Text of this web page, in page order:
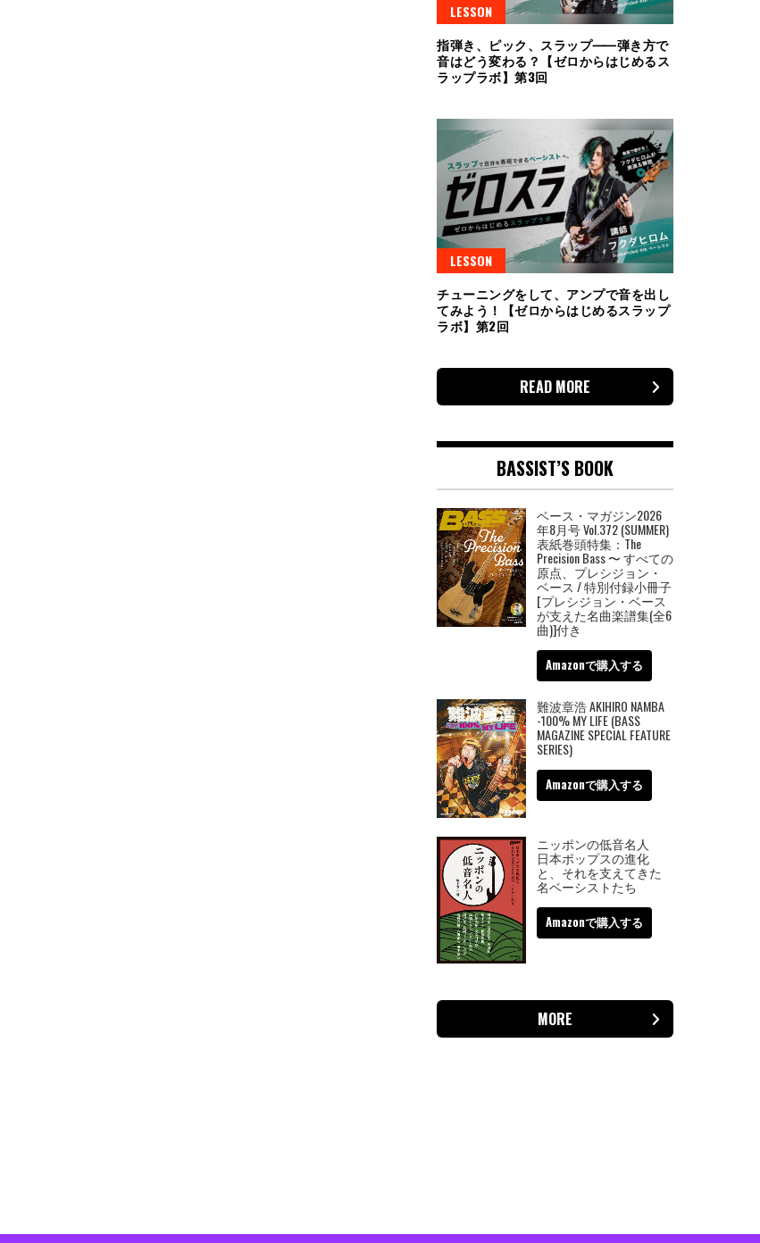
LESSON
指弾き、ピック、スラップ⸺弾き方で
音はどう変わる？【ゼロからはじめるス
ラップラボ】第3回
LESSON
チューニングをして、アンプで音を出し
てみよう！【ゼロからはじめるスラップ
ラボ】第2回
READ MORE
BASSIST’S BOOK
ベース・マガジン2026
年8月号 Vol.372 (SUMMER)
表紙巻頭特集：The
Precision Bass 〜 すべての
原点、プレシジョン・
ベース / 特別付録小冊子
[プレシジョン・ベース
が支えた名曲楽譜集(全6
曲)]付き
Amazonで購入する
難波章浩 AKIHIRO NAMBA
-100% MY LIFE (BASS
MAGAZINE SPECIAL FEATURE
SERIES)
Amazonで購入する
ニッポンの低音名人
日本ポップスの進化
と、それを支えてきた
名ベーシストたち
Amazonで購入する
MORE